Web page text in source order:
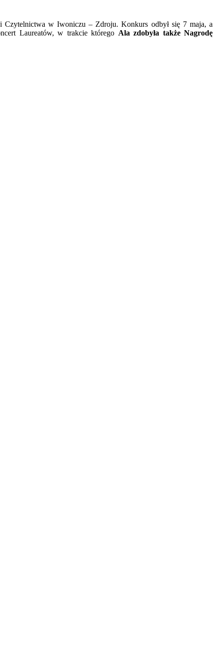
Czytelnictwa w Iwoniczu – Zdroju. Konkurs odbył się 7 maja, a
Laureatów, w trakcie którego Ala zdobyła także Nagrodę